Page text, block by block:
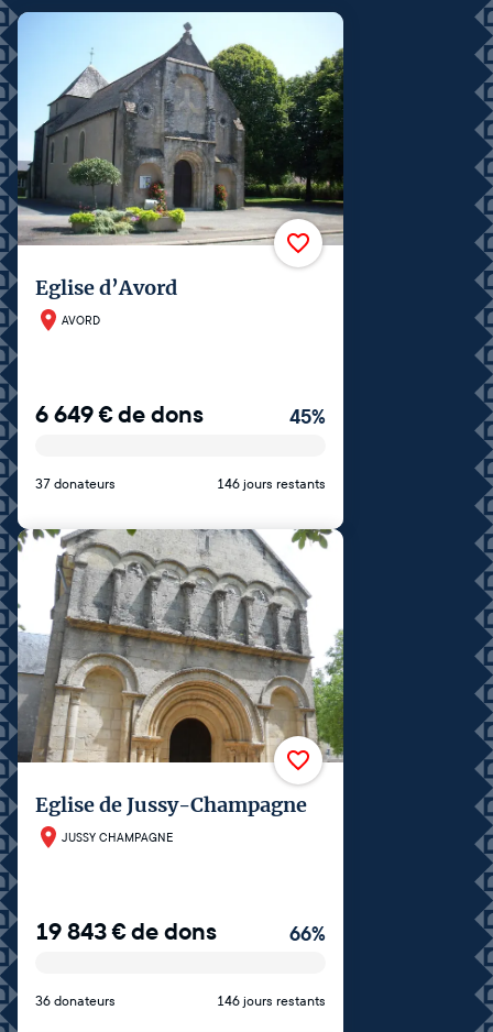
Eglise d’Avord
AVORD
6 649€de dons 45%
37 donateurs 146 jours restants
Eglise de Jussy-Champagne
JUSSY CHAMPAGNE
19 843€de dons 66%
36 donateurs 146 jours restants